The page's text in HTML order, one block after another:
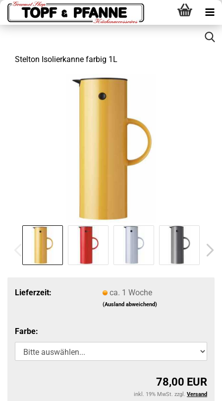
Stelton Isolierkanne farbig 1L
Lieferzeit: ca. 1 Woche
(Ausland abweichend)
Farbe:
78,00 EUR
inkl. 19% MwSt. zzgl. Versand